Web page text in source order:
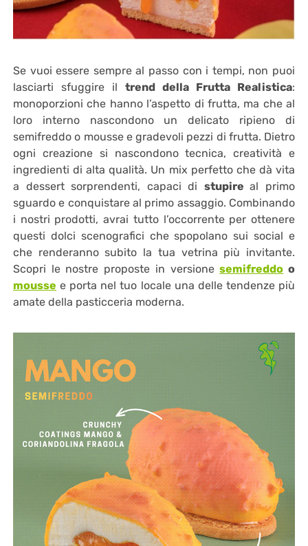
Se vuoi essere sempre al passo con i tempi, non puoi
lasciarti sfuggire il trend della Frutta Realistica:
monoporzioni che hanno l’aspetto di frutta, ma che al
loro interno nascondono un delicato ripieno di
semifreddo o mousse e gradevoli pezzi di frutta. Dietro
ogni creazione si nascondono tecnica, creatività e
ingredienti di alta qualità. Un mix perfetto che dà vita
a dessert sorprendenti, capaci di stupireal primo
sguardo e conquistare al primo assaggio. Combinando
i nostri prodotti, avrai tutto l’occorrente per ottenere
questi dolci scenografici che spopolano sui social e
che renderanno subito la tua vetrina più invitante.
Scopri le nostre proposte in versionesemifreddo o
mousse e porta nel tuo locale una delle tendenze più
amate della pasticceria moderna.